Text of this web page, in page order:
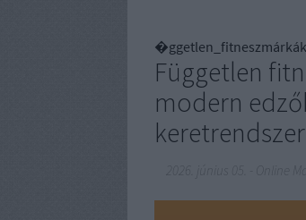
Független
modern
Online